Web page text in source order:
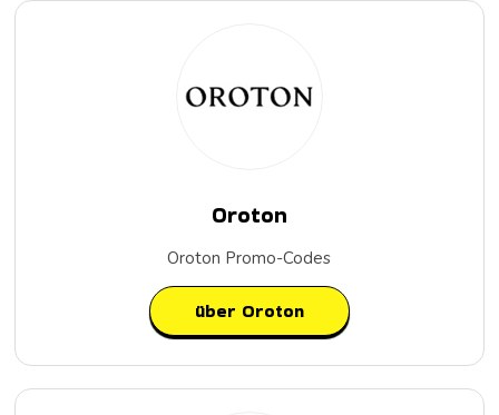
Oroton
Oroton Promo-Codes
über Oroton